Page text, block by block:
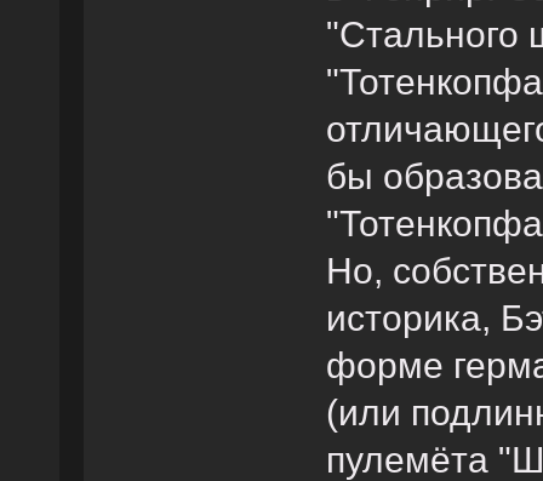
"Стального
бы
Но,
историка,
форме
(или
пулемёта